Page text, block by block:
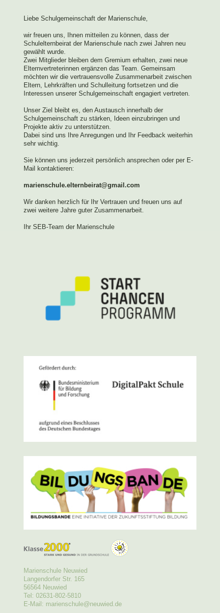
Liebe Schulgemeinschaft der Marienschule,
wir freuen uns, Ihnen mitteilen zu können, dass der
Schulelternbeirat der Marienschule nach zwei Jahren neu
gewählt wurde.
Zwei Mitglieder bleiben dem Gremium erhalten, zwei neue
Elternvertreterinnen ergänzen das Team. Gemeinsam
möchten wir die vertrauensvolle Zusammenarbeit zwischen
Eltern, Lehrkräften und Schulleitung fortsetzen und die
Interessen unserer Schulgemeinschaft engagiert vertreten.
Unser Ziel bleibt es, den Austausch innerhalb der
Schulgemeinschaft zu stärken, Ideen einzubringen und
Projekte aktiv zu unterstützen.
Dabei sind uns Ihre Anregungen und Ihr Feedback weiterhin
sehr wichtig.
Sie können uns jederzeit persönlich ansprechen oder per E-
Mail kontaktieren:
marienschule.elternbeirat@gmail.com
Wir danken herzlich für Ihr Vertrauen und freuen uns auf
zwei weitere Jahre guter Zusammenarbeit.
Ihr SEB-Team der Marienschule
Marienschule Neuwied
Langendorfer Str. 165
56564 Neuwied
Tel: 02631-802-5810
E-Mail: marienschule@neuwied.de